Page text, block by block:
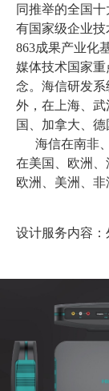
同推举的全国
有国家级企业
863成果产业化
媒体技术国家
念。海信研发
外，在上海、
国、加拿大、德
海信在南非、
在美国、欧洲
欧洲、美洲、非
设计服务内容